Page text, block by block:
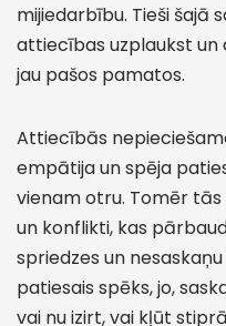
mijiedarbību. Tieši šajā
attiecības uzplaukst un
jau pašos pamatos.
Attiecībās
empātija un spēja
vienam otru. Tomēr
un konflikti, kas
spriedzes un
patiesais spēks, jo,
vai nu izirt, vai kļūt